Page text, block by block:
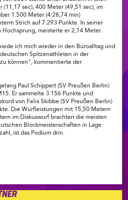
sec), 400 Meter (49,51 sec), im
1.500 Meter (4:28,74 min)
Strich auf 7.293 Punkte. In seiner
Hochsprung, meisterte er 2,14 Meter.
ich mich wieder in den Büroalltag und
Spitzenathleten in der
können", kommentierte der
Paul Schippert (SV Preußen Berlin)
Er sammelte 3.156 Punkte und
von Felix Skibbe (SV Preußen Berlin)
Die Wurfleistungen mit 15,50 Metern
im Diskuswurf brachten die meisten
Blockmeisterschaften in Lage
ist das Podium drin.